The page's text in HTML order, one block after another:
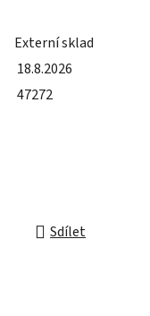
Externí sklad
18.8.2026
47272
Sdílet